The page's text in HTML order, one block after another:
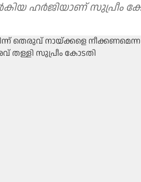
ഹര്‍ജിയാണ് സുപ്രീം